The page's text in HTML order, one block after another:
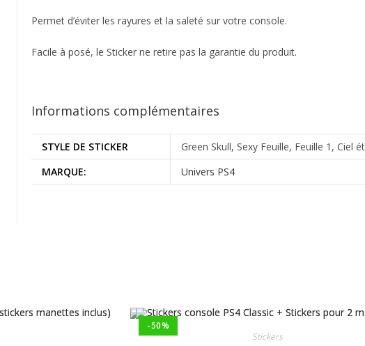
Permet d’éviter les rayures et la saleté sur votre console.
Facile à posé, le Sticker ne retire pas la garantie du produit.
Informations complémentaires
STYLE DE STICKER
Green Skull, Sexy Feuille, Feuille 1, Ciel
MARQUE:
Univers PS4
-50%
Stickers